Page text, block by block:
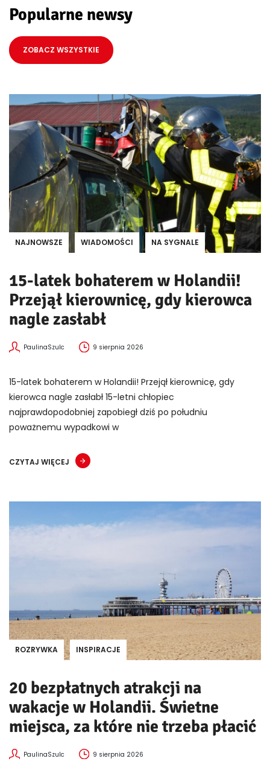
Popularne newsy
ZOBACZ WSZYSTKIE
NAJNOWSZE WIADOMOŚCI NA SYGNALE
15-latek bohaterem w Holandii!
Przejął kierownicę, gdy kierowca
nagle zasłabł
PaulinaSzulc 9 sierpnia 2026
15-latek bohaterem w Holandii! Przejął kierownicę, gdy
kierowca nagle zasłabł 15-letni chłopiec
najprawdopodobniej zapobiegł dziś po południu
poważnemu wypadkowi w
CZYTAJ WIĘCEJ
ROZRYWKA INSPIRACJE
20 bezpłatnych atrakcji na
wakacje w Holandii. Świetne
miejsca, za które nie trzeba płacić
PaulinaSzulc 9 sierpnia 2026